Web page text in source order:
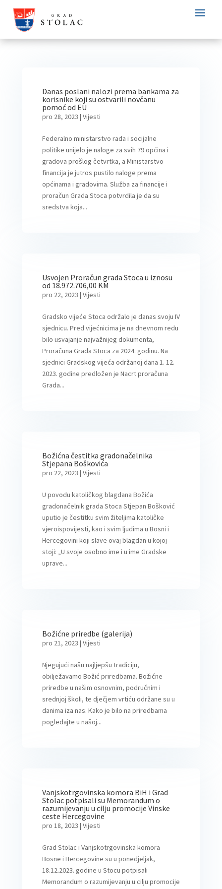
Danas poslani nalozi prema bankama za
korisnike koji su ostvarili novčanu
pomoć od EU
pro 28, 2023 | Vijesti
Federalno ministarstvo rada i socijalne
politike unijelo je naloge za svih 79 općina i
gradova prošlog četvrtka, a Ministarstvo
financija je jutros pustilo naloge prema
općinama i gradovima. Služba za financije i
proračun Grada Stoca potvrdila je da su
sredstva koja...
Usvojen Proračun grada Stoca u iznosu
od 18.972.706,00 KM
pro 22, 2023 | Vijesti
Gradsko vijeće Stoca održalo je danas svoju IV
sjednicu. Pred vijećnicima je na dnevnom redu
bilo usvajanje najvažnijeg dokumenta,
Proračuna Grada Stoca za 2024. godinu. Na
sjednici Gradskog vijeća održanoj dana 1. 12.
2023. godine predložen je Nacrt proračuna
Grada...
Božićna čestitka gradonačelnika
Stjepana Boškovića
pro 22, 2023 | Vijesti
U povodu katoličkog blagdana Božića
gradonačelnik grada Stoca Stjepan Bošković
uputio je čestitku svim žiteljima katoličke
vjeroispovijesti, kao i svim ljudima u Bosni i
Hercegovini koji slave ovaj blagdan u kojoj
stoji: „U svoje osobno ime i u ime Gradske
uprave...
Božićne priredbe (galerija)
pro 21, 2023 | Vijesti
Njegujući našu najljepšu tradiciju,
obilježavamo Božić priredbama. Božićne
priredbe u našim osnovnim, područnim i
srednjoj školi, te dječjem vrtiću održane su u
danima iza nas. Kako je bilo na priredbama
pogledajte u našoj...
Vanjskotrgovinska komora BiH i Grad
Stolac potpisali su Memorandum o
razumijevanju u cilju promocije Vinske
ceste Hercegovine
pro 18, 2023 | Vijesti
Grad Stolac i Vanjskotrgovinska komora
Bosne i Hercegovine su u ponedjeljak,
18.12.2023. godine u Stocu potpisali
Memorandum o razumijevanju u cilju promocije